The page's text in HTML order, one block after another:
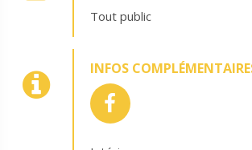
Tout public
INFOS